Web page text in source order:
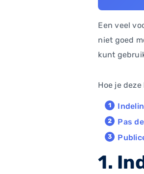
Een veel
niet goed
kunt
Hoe je
Pas
1.